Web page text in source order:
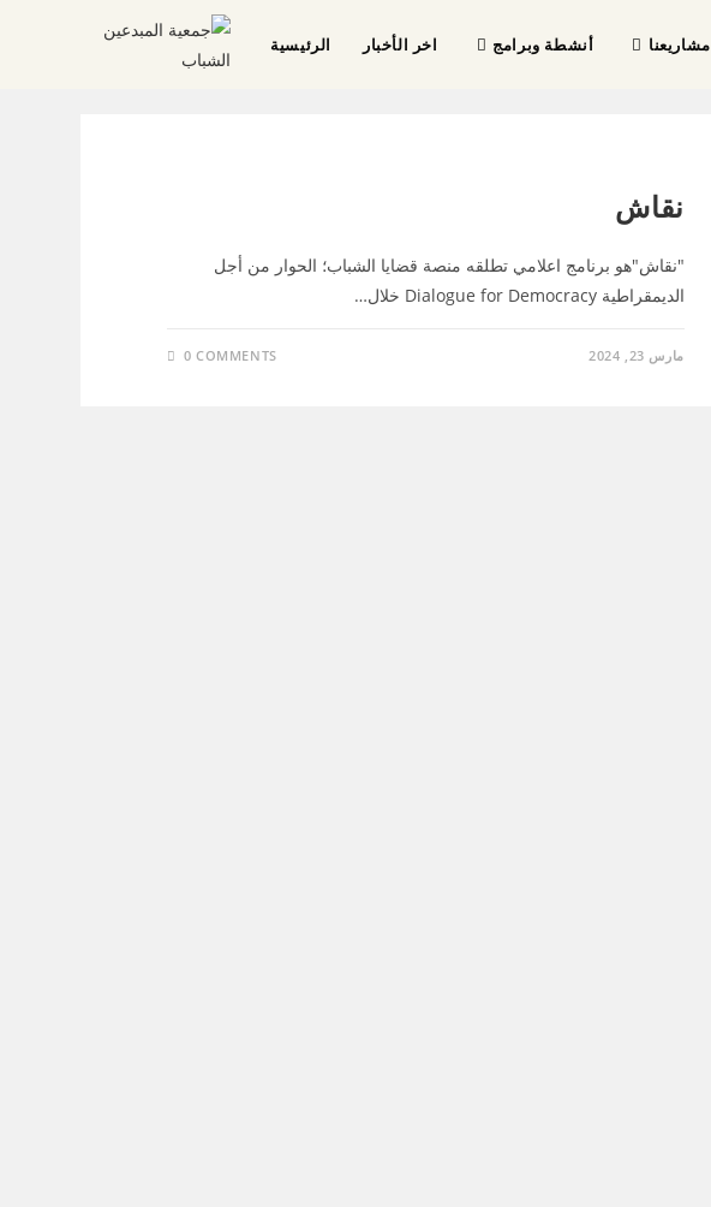
الرئيسية اخر الأخبار أنشطة وبرامج مشاريعنا
نقاش
"نقاش"هو برنامج اعلامي تطلقه منصة قضايا الشباب؛ الحوار من أجل
الديمقراطية Dialogue for Democracy خلال…
0 COMMENTS مارس 23, 2024